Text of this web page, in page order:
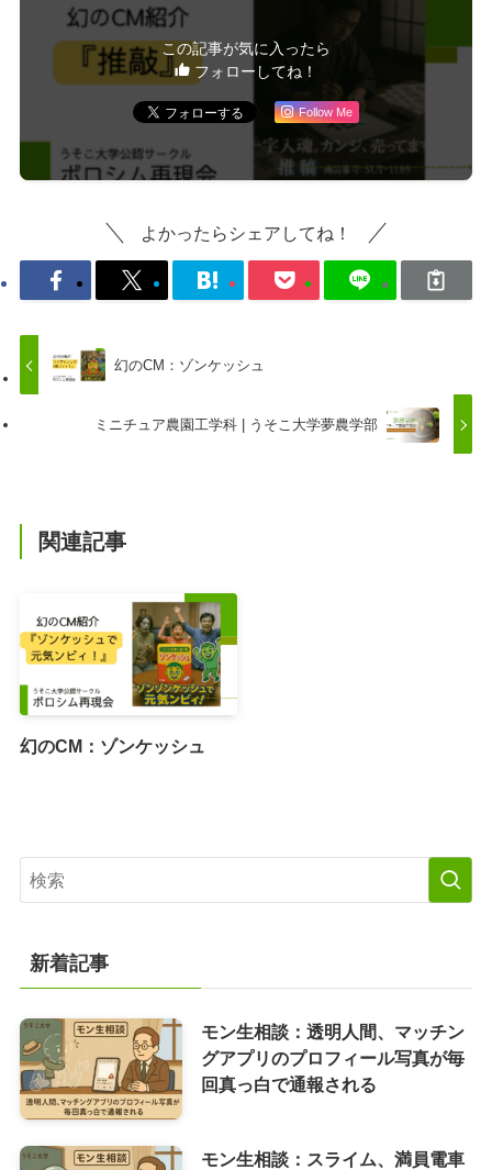
この記事が気に入ったら
フォローしてね！
Follow Me
よかったらシェアしてね！
幻のCM：ゾンケッシュ
ミニチュア農園工学科 | うそこ大学夢農学部
関連記事
幻のCM：ゾンケッシュ
新着記事
モン生相談：透明人間、マッチン
グアプリのプロフィール写真が毎
回真っ白で通報される
モン生相談：スライム、満員電車